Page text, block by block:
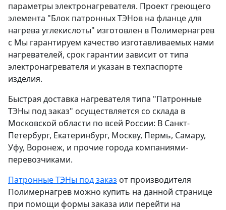
параметры электронагревателя. Проект греющего
элемента "Блок патронных ТЭНов на фланце для
нагрева углекислоты" изготовлен в Полимернагрев
с Мы гарантируем качество изготавливаемых нами
нагревателей, срок гарантии зависит от типа
электронагревателя и указан в техпаспорте
изделия.
Быстрая доставка нагревателя типа "Патронные
ТЭНы под заказ" осуществляется со склада в
Московской области по всей России: В Санкт-
Петербург, Екатеринбург, Москву, Пермь, Самару,
Уфу, Воронеж, и прочие города компаниями-
перевозчиками.
Патронные ТЭНы под заказ от производителя
Полимернагрев можно купить на данной странице
при помощи формы заказа или перейти на